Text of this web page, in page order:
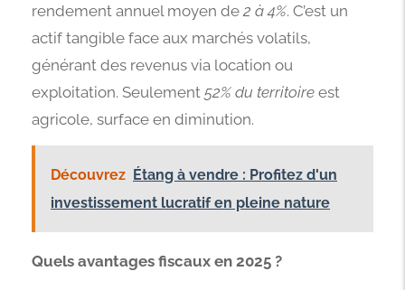
rendement annuel moyen de 2 à 4%. C’est un
actif tangible face aux marchés volatils,
générant des revenus via location ou
exploitation. Seulement 52% du territoire est
agricole, surface en diminution.
Découvrez Étang à vendre : Profitez d'un
investissement lucratif en pleine nature
Quels avantages fiscaux en 2025 ?